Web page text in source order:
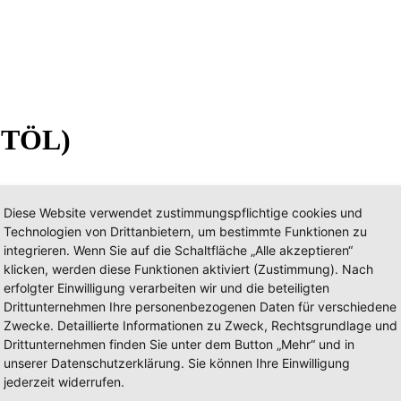
Oberland (WM, GAP,
Diese Website verwendet zustimmungspflichtige cookies und
Technologien von Drittanbietern, um bestimmte Funktionen zu
integrieren. Wenn Sie auf die Schaltfläche „Alle akzeptieren“
klicken, werden diese Funktionen aktiviert (Zustimmung). Nach
erfolgter Einwilligung verarbeiten wir und die beteiligten
Drittunternehmen Ihre personenbezogenen Daten für verschiedene
Zwecke. Detaillierte Informationen zu Zweck, Rechtsgrundlage und
Drittunternehmen finden Sie unter dem Button „Mehr“ und in
unserer Datenschutzerklärung. Sie können Ihre Einwilligung
jederzeit widerrufen.